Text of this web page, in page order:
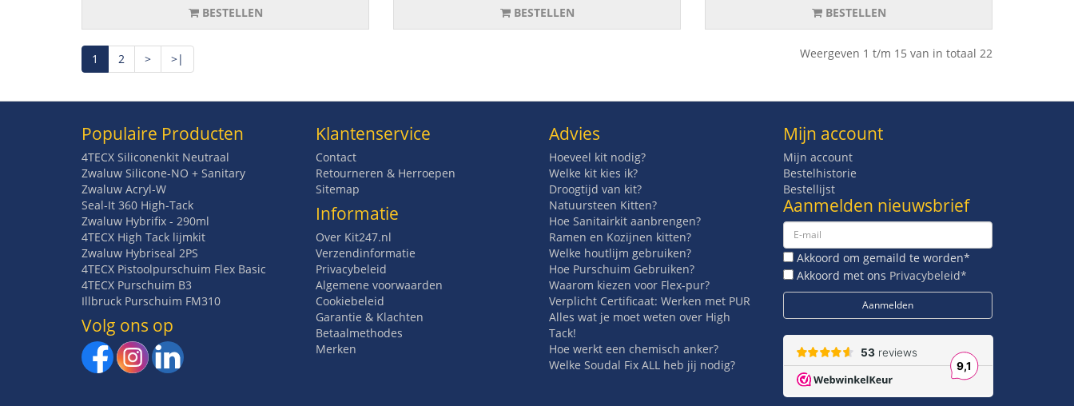
BESTELLEN BESTELLEN BESTELLEN
1 2 > >| Weergeven 1 t/m 15 van in totaal 22
Populaire Producten
4TECX Siliconenkit Neutraal
Zwaluw Silicone-NO + Sanitary
Zwaluw Acryl-W
Seal-It 360 High-Tack
Zwaluw Hybrifix - 290ml
4TECX High Tack lijmkit
Zwaluw Hybriseal 2PS
4TECX Pistoolpurschuim Flex Basic
4TECX Purschuim B3
Illbruck Purschuim FM310
Volg ons op
Klantenservice
Contact
Retourneren & Herroepen
Sitemap
Informatie
Over Kit247.nl
Verzendinformatie
Privacybeleid
Algemene voorwaarden
Cookiebeleid
Garantie & Klachten
Betaalmethodes
Merken
Advies
Hoeveel kit nodig?
Welke kit kies ik?
Droogtijd van kit?
Natuursteen Kitten?
Hoe Sanitairkit aanbrengen?
Ramen en Kozijnen kitten?
Welke houtlijm gebruiken?
Hoe Purschuim Gebruiken?
Waarom kiezen voor Flex-pur?
Verplicht Certificaat: Werken met PUR
Alles wat je moet weten over High
Tack!
Hoe werkt een chemisch anker?
Welke Soudal Fix ALL heb jij nodig?
Mijn account
Mijn account
Bestelhistorie
Bestellijst
Aanmelden nieuwsbrief
Akkoord om gemaild te worden*
Akkoord met ons Privacybeleid*